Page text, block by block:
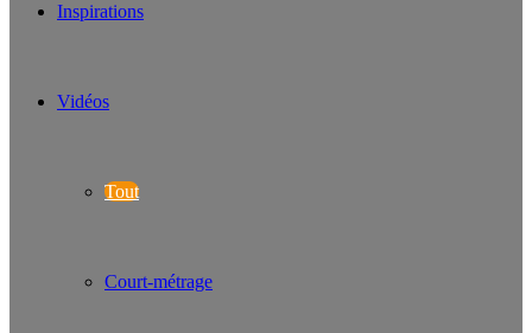
Inspirations
Vidéos
Tout
Court-métrage